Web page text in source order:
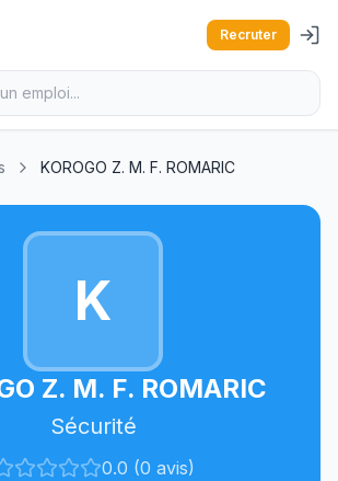
Recruter
KOROGO Z. M. F. ROMARIC
K
Z. M. F. ROMARIC
Sécurité
0.0 (0 avis)